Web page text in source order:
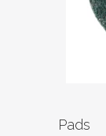
Pads